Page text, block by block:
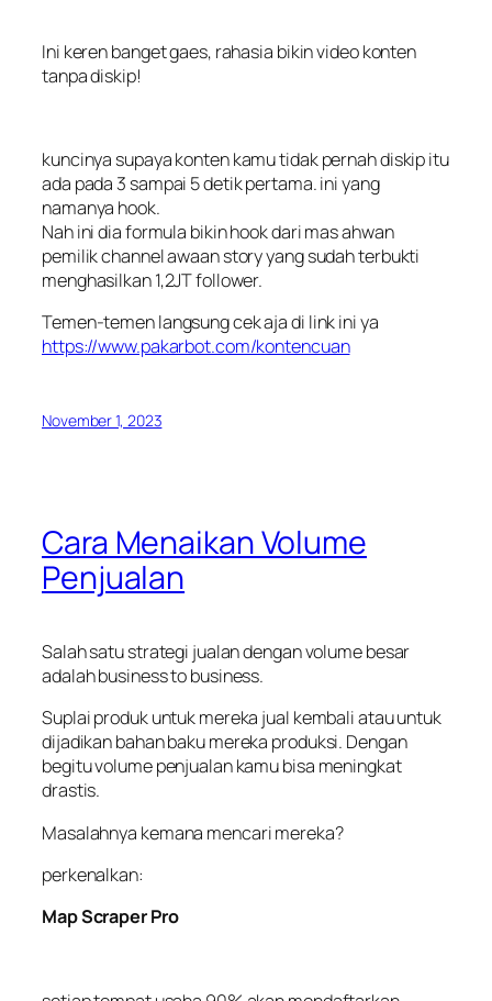
Ini keren banget gaes, rahasia bikin video konten
tanpa diskip!
kuncinya supaya konten kamu tidak pernah diskip itu
ada pada 3 sampai 5 detik pertama. ini yang
namanya hook.
Nah ini dia formula bikin hook dari mas ahwan
pemilik channel awaan story yang sudah terbukti
menghasilkan 1,2JT follower.
Temen-temen langsung cek aja di link ini ya
https://www.pakarbot.com/kontencuan
November 1, 2023
Cara Menaikan Volume
Penjualan
Salah satu strategi jualan dengan volume besar
adalah business to business.
Suplai produk untuk mereka juaI kembali atau untuk
dijadikan bahan baku mereka produksi. Dengan
begitu volume penjualan kamu bisa meningkat
drastis.
Masalahnya kemana mencari mereka?
perkenalkan:
Map Scraper Pro